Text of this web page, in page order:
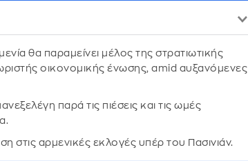
θα παραμείνει μέλος της στρατιωτικής
οικονομικής ένωσης, amid αυξανόμενες
παρά τις πιέσεις και τις ωμές
στις αρμενικές εκλογές υπέρ του Πασινιάν.